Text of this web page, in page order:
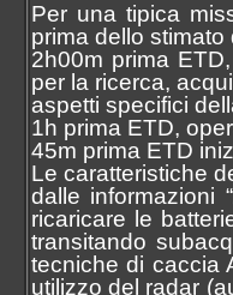
Per una tipica
prima dello
2h00m prima
per la ricerca,
aspetti specifici
1h prima ETD,
45m prima ETD
Le caratteristiche
dalle informazioni “
ricaricare le
transitando
tecniche di caccia
utilizzo del radar